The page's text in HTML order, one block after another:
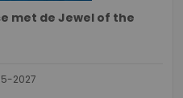
met de Jewel of the
2027